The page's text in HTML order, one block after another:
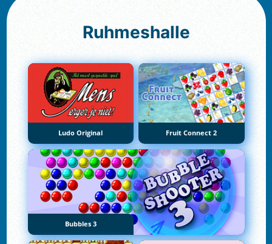
Ruhmeshalle
Ludo Original Fruit Connect 2
Bubbles 3